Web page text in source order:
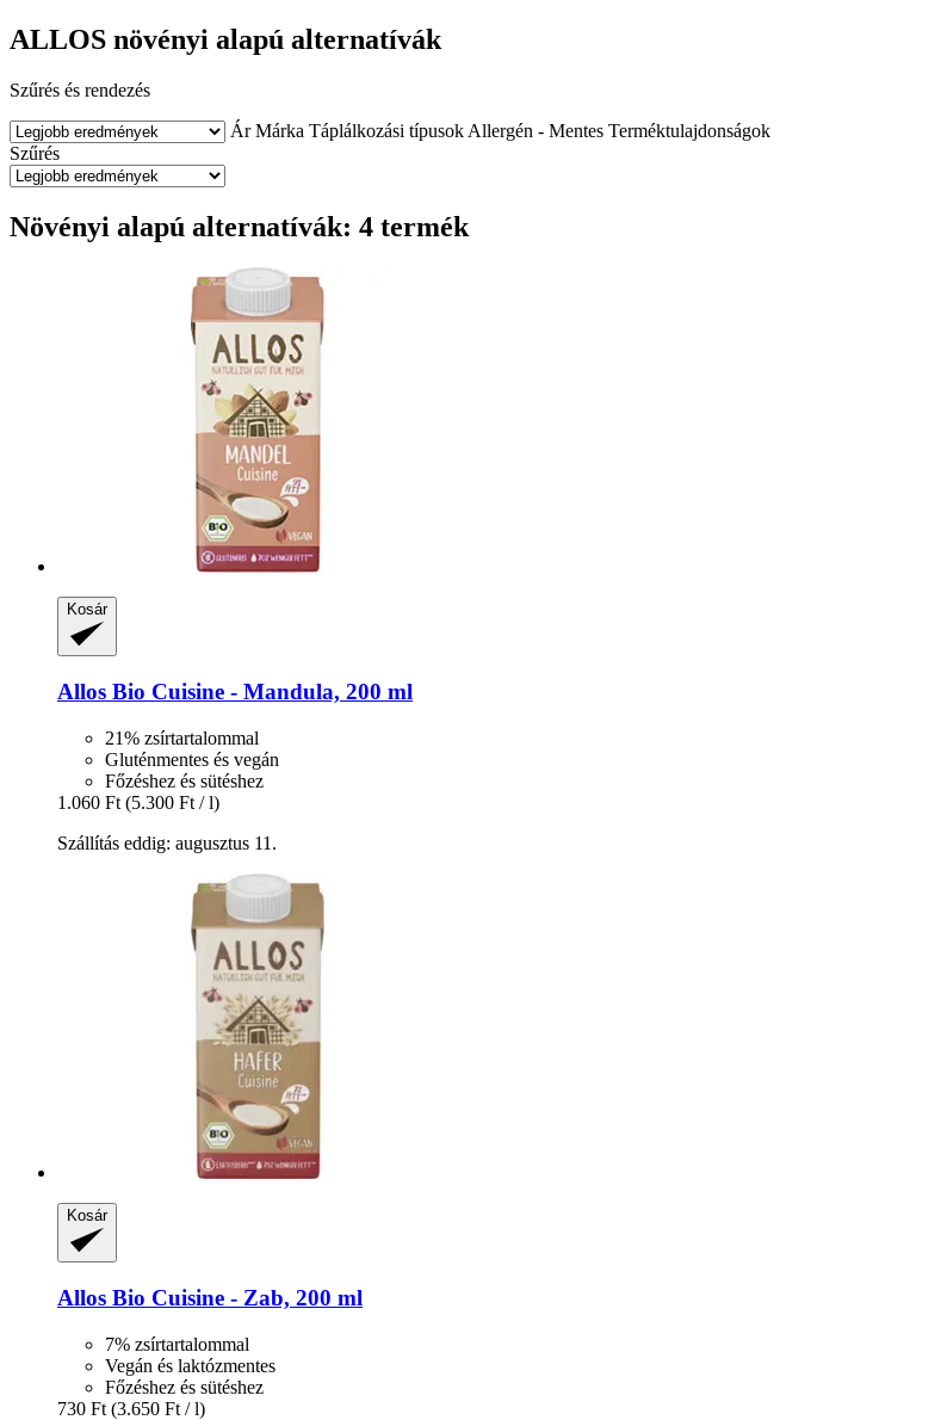
ALLOS növényi alapú alternatívák
Szűrés és rendezés
Ár Márka Táplálkozási típusok Allergén - Mentes Terméktulajdonságok
Szűrés
Növényi alapú alternatívák: 4 termék
Kosár
Allos Bio Cuisine -​ Mandula, 200 ml
21% zsírtartalommal
Gluténmentes és vegán
Főzéshez és sütéshez
1.060 Ft (5.300 Ft / l)
Szállítás eddig: augusztus 11.
Kosár
Allos Bio Cuisine -​ Zab, 200 ml
7% zsírtartalommal
Vegán és laktózmentes
Főzéshez és sütéshez
730 Ft (3.650 Ft / l)